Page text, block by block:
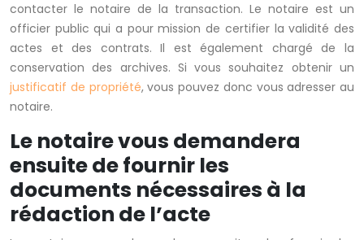
contacter le notaire de la transaction. Le notaire est un
officier public qui a pour mission de certifier la validité des
actes et des contrats. Il est également chargé de la
conservation des archives. Si vous souhaitez obtenir un
justificatif de propriété, vous pouvez donc vous adresser au
notaire.
Le notaire vous demandera
ensuite de fournir les
documents nécessaires à la
rédaction de l’acte